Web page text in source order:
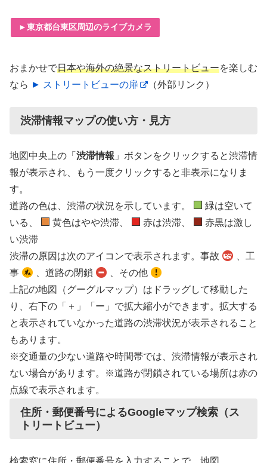
►東京都台東区周辺のライブカメラ
おまかせで日本や海外の絶景なストリートビューを楽しむ
なら ► ストリートビューの扉 （外部リンク）
渋滞情報マップの使い方・見方
地図中央上の「 渋滞情報 」ボタンをクリックすると渋滞情
報が表示され、もう一度クリックすると非表示になりま
す。
道路の色は、渋滞の状況を示しています。
緑は空いて
いる、
黄色はやや渋滞、 赤は渋滞、
赤黒は激し
い渋滞
渋滞の原因は次のアイコンで表示されます。事故
、工
事
、道路の閉鎖
、その他
上記の地図（グーグルマップ）はドラッグして移動した
り、右下の「＋」「ー」で拡大縮小ができます。拡大する
と表示されていなかった道路の渋滞状況が表示されること
もあります。
※交通量の少ない道路や時間帯では、渋滞情報が表示され
ない場合があります。※道路が閉鎖されている場所は赤の
点線で表示されます。
住所・郵便番号によるGoogleマップ検索（ス
トリートビュー）